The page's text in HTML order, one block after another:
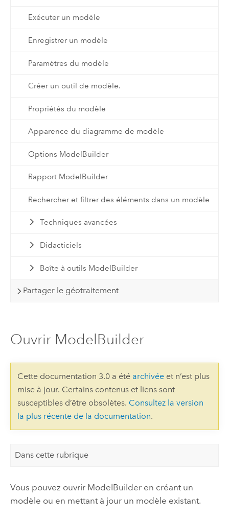
Exécuter un modèle
Enregistrer un modèle
Paramètres du modèle
Créer un outil de modèle.
Propriétés du modèle
Apparence du diagramme de modèle
Options ModelBuilder
Rapport ModelBuilder
Rechercher et filtrer des éléments dans un modèle
Techniques avancées
Didacticiels
Boîte à outils ModelBuilder
Partager le géotraitement
Ouvrir ModelBuilder
Cette documentation 3.0 a été archivéeet n’est plus
mise à jour. Certains contenus et liens sont
susceptibles d’être obsolètes. Consultez la version
la plus récente de la documentation.
Dans cette rubrique
Vous pouvez ouvrir ModelBuilderen créant un
modèle ou en mettant à jour un modèle existant.